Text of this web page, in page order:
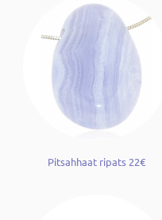
Pitsahhaat ripats 22€